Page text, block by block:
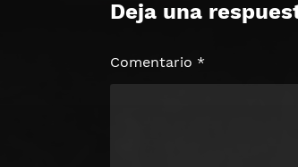
🔒
Deja una
Comentario *